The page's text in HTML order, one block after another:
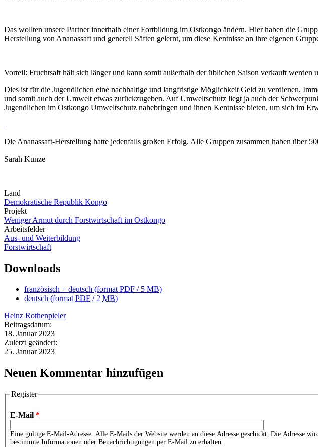
Das wollten unsere Partner innerhalb einer Fortbildung im Ostkongo ändern. Hier haben die
Herstellung von Ananassaft und generell Säften gelernt, um diese Kentnisse an ihre eigenen
Vorteil: Fruchtsaft hält sich länger und kann somit außerhalb der üblichen Saison verkauft
Dies ist für die Jugendlichen eine nachhaltige und langfristige Möglichkeit Geld zu verdienen.
und somit auch der Umwelt etwas zurückzugeben. Auf Umweltschutz liegt ja auch der
Jugendlichen im Ostkongo Umweltschutz nahebringen und ihnen Kentnisse bieten, um sich im
Die Ananassaft-Herstellung hatte jedenfalls großen Erfolg. Alle Gruppen zusammen haben über
Sarah Kunze
Land
Demokratische Republik Kongo
Projekt
Weniger Armut durch Forstwirtschaft im Ostkongo
Arbeitsfelder
Aus- und Weiterbildung
Forstwirtschaft
Downloads
französisch + deutsch (formatPDF / 5 MB)
deutsch (formatPDF / 2 MB)
Heinz Rothenpieler
Beitragsdatum:
18. Januar 2023
Zuletzt geändert:
25. Januar 2023
Neuen Kommentar hinzufügen
Register
E-Mail *
Eine gültige E-Mail-Adresse. Alle E-Mails der Website werden an diese Adresse geschickt. Die Adresse
bestimmte Informationen oder Benachrichtigungen per E-Mail zu erhalten.